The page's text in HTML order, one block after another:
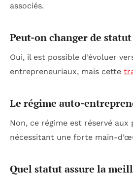
associés.
Peut-on changer de
Oui, il est possible d’évoluer
entrepreneuriaux, mais cette
Le régime auto-
Non, ce régime est réservé
nécessitant une forte main-
Quel statut assure la